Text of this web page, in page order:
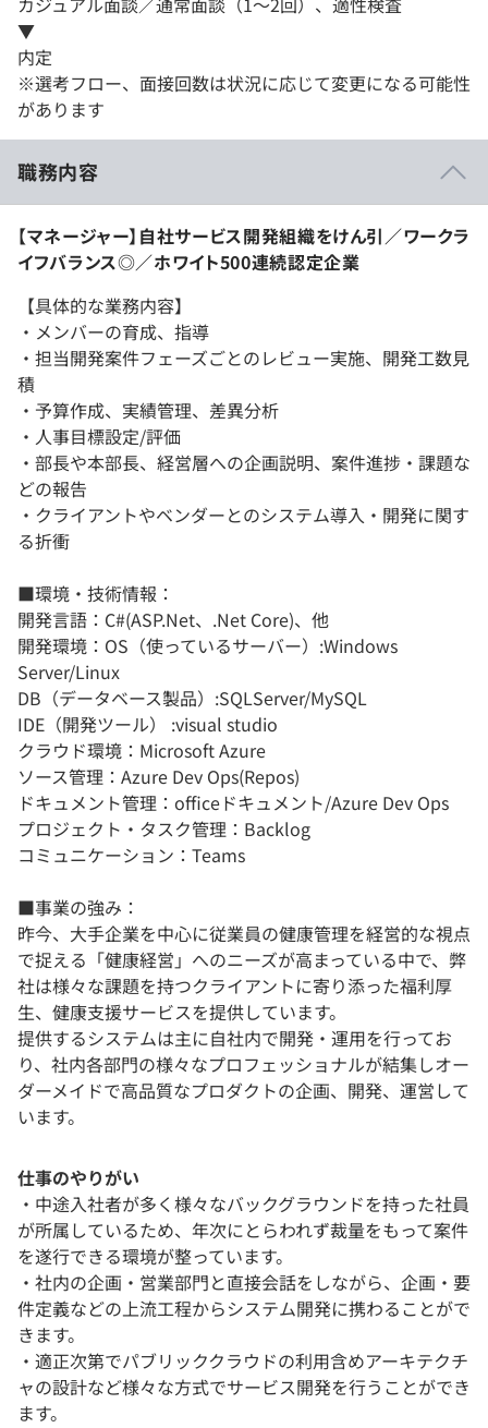
▼
内定
※選考フロー、面接回数は状況に応じて変更になる可能性
があります
職務内容
【マネージャー】自社サービス開発組織をけん引／ワークラ
イフバランス◎／ホワイト500連続認定企業
【具体的な業務内容】
・メンバーの育成、指導
・担当開発案件フェーズごとのレビュー実施、開発工数見
積
・予算作成、実績管理、差異分析
・人事目標設定/評価
・部長や本部長、経営層への企画説明、案件進捗・課題な
どの報告
・クライアントやベンダーとのシステム導入・開発に関す
る折衝
■環境・技術情報：
開発言語：C#(ASP.Net、.Net Core)、他
開発環境：OS（使っているサーバー）:Windows
Server/Linux
DB（データベース製品）:SQLServer/MySQL
IDE（開発ツール） :visual studio
クラウド環境：Microsoft Azure
ソース管理：Azure Dev Ops(Repos)
ドキュメント管理：officeドキュメント/Azure Dev Ops
プロジェクト・タスク管理：Backlog
コミュニケーション：Teams
■事業の強み：
昨今、大手企業を中心に従業員の健康管理を経営的な視点
で捉える「健康経営」へのニーズが高まっている中で、弊
社は様々な課題を持つクライアントに寄り添った福利厚
生、健康支援サービスを提供しています。
提供するシステムは主に自社内で開発・運用を行ってお
り、社内各部門の様々なプロフェッショナルが結集しオー
ダーメイドで高品質なプロダクトの企画、開発、運営して
います。
仕事のやりがい
・中途入社者が多く様々なバックグラウンドを持った社員
が所属しているため、年次にとらわれず裁量をもって案件
を遂行できる環境が整っています。
・社内の企画・営業部門と直接会話をしながら、企画・要
件定義などの上流工程からシステム開発に携わることがで
きます。
・適正次第でパブリッククラウドの利用含めアーキテクチ
ャの設計など様々な方式でサービス開発を行うことができ
ます。